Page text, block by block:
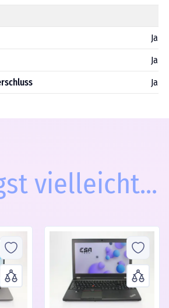
Ja
Ja
Ja
vielleicht...